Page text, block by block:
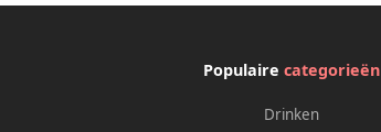
Populairecategorieën
Drinken